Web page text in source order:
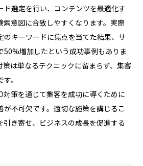
ド選定を行い、コンテンツを最適化す
索意図に合致しやすくなります。実際
のキーワードに焦点を当てた結果、サ
50%増加したという成功事例もありま
策は単なるテクニックに留まらず、集客
。
対策を通じて集客を成功に導くために
が不可欠です。適切な施策を講じるこ
引き寄せ、ビジネスの成長を促進する